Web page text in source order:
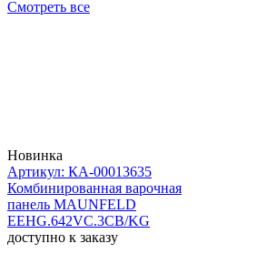
Смотреть все
Новинка
Артикул: КА-00013635
Комбинированная варочная
панель MAUNFELD
EEHG.642VC.3CB/KG
доступно к заказу